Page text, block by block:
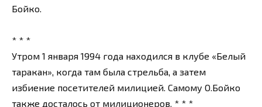
Бойко.
* * *
Утром 1 января 1994 года находился в клубе «Белый
таракан», когда там была стрельба, а затем
избиение посетителей милицией. Самому О.Бойко
также досталось от милиционеров. * * *